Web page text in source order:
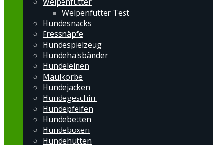
Welpenfutter Test
Hundesnacks
Fressnäpfe
Hundespielzeug
Hundehalsbänder
Hundeleinen
Maulkörbe
Hundejacken
Hundegeschirr
Hundepfeifen
Hundebetten
Hundeboxen
Hundehütten